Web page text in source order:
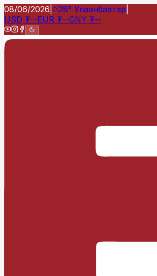
08/06/2026 28° Улаанбаатар
USD ₮--EUR ₮--CNY ₮--